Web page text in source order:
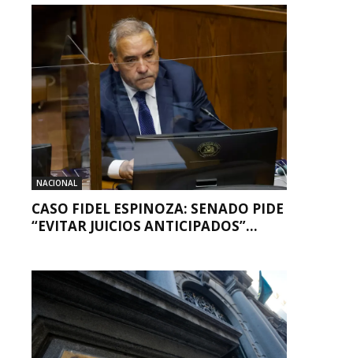
NACIONAL
CASO FIDEL ESPINOZA: SENADO PIDE
“EVITAR JUICIOS ANTICIPADOS”...